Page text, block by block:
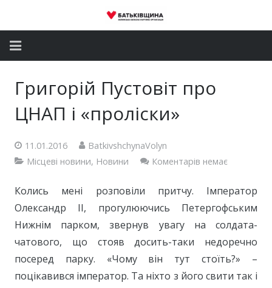
Новини
Депутатський корпус
Громадські приймальні
Григорій Пустовіт про
ЦНАП і «проліски»
11.01.2016
BatkivshchynaVolyn
Місцеві новини, Новини Коментарів немає
Колись мені розповіли притчу. Імператор
Олександр ІІ, прогулюючись Петергофським
Нижнім парком, звернув увагу на солдата-
чатового, що стояв досить-таки недоречно
посеред парку. «Чому він тут стоїть?» –
поцікавився імператор. Та ніхто з його свити так і